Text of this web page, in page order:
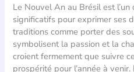
Le Nouvel An au Brésil est
significatifs pour exprimer ses
traditions comme porter des
symbolisent la passion et la
croient fermement que suivre
prospérité pour l’année à